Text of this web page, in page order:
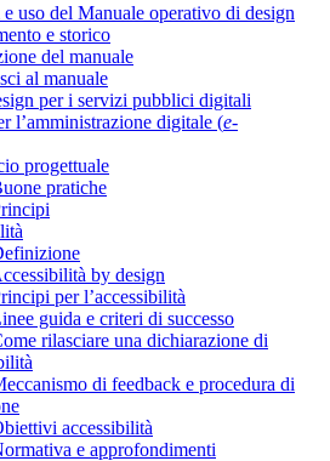
uso del Manuale operativo di design
e storico
del manuale
al manuale
per i servizi pubblici digitali
l’amministrazione digitale (e-
progettuale
pratiche
by design
per l’accessibilità
guida e criteri di successo
rilasciare una dichiarazione di
di feedback e procedura di
accessibilità
e approfondimenti